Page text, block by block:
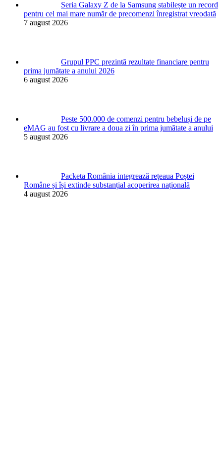
Seria Galaxy Z de la Samsung stabilește un record
pentru cel mai mare număr de precomenzi înregistrat vreodată
7 august 2026
Grupul PPC prezintă rezultate financiare pentru
prima jumătate a anului 2026
6 august 2026
Peste 500.000 de comenzi pentru bebeluși de pe
eMAG au fost cu livrare a doua zi în prima jumătate a anului
5 august 2026
Packeta România integrează rețeaua Poștei
Române și își extinde substanțial acoperirea națională
4 august 2026